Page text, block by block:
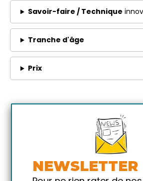
Savoir-faire / Technique
Tranche d'âge
Prix
NEWSLETTER